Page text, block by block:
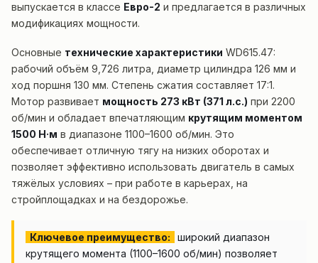
выпускается в классе Евро-2 и предлагается в различных
модификациях мощности.
Основные технические характеристики WD615.47:
рабочий объём 9,726 литра, диаметр цилиндра 126 мм и
ход поршня 130 мм. Степень сжатия составляет 17:1.
Мотор развивает мощность 273 кВт (371 л.с.) при 2200
об/мин и обладает впечатляющим крутящим моментом
1500 Н·м в диапазоне 1100–1600 об/мин. Это
обеспечивает отличную тягу на низких оборотах и
позволяет эффективно использовать двигатель в самых
тяжёлых условиях – при работе в карьерах, на
стройплощадках и на бездорожье.
Ключевое преимущество:
широкий диапазон
крутящего момента (1100–1600 об/мин) позволяет